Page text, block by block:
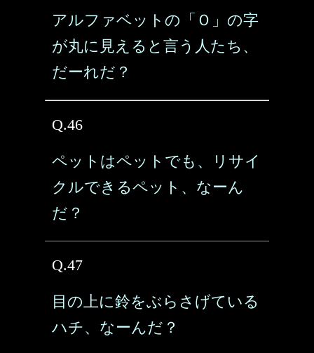
アルファベットの「Ｏ」の字
が丸に見えると言う人たち、
だーれだ？
Q.46
ペットはペットでも、リサイ
クルできるペット、なーん
だ？
Q.47
目の上に鈴をぶらさげている
ハチ、なーんだ？